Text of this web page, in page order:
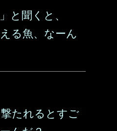
と聞くと、
る魚、なーん
たれるとすご